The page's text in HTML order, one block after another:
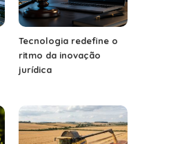
Tecnologia redefine o
ritmo da inovação
jurídica